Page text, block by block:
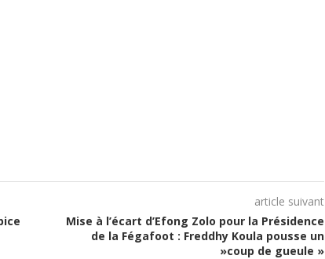
article suivant
Mise à l’écart d’Efong Zolo pour la Présidence
de la Fégafoot : Freddhy Koula pousse un
»coup de gueule »